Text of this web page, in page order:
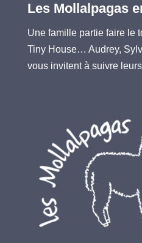
Les Mollalpagas
Une famille partie faire le
Tiny House… Audrey,
vous invitent à suivre